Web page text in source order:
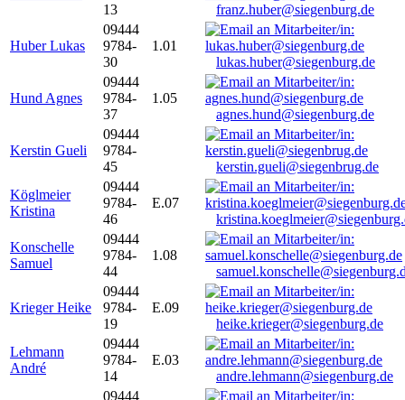
13
franz.huber@siegenburg.de
Huber Lukas
09444
9784-
30
1.01
lukas.huber@siegenburg.de
Hund Agnes
09444
9784-
37
1.05
agnes.hund@siegenburg.de
Kerstin Gueli
09444
9784-
45
kerstin.gueli@siegenbrug.de
Köglmeier
Kristina
09444
9784-
46
E.07
Konschelle
Samuel
09444
9784-
44
1.08
Krieger Heike
09444
9784-
19
E.09
heike.krieger@siegenburg.de
Lehmann
André
09444
9784-
14
E.03
andre.lehmann@siegenburg.de
09444